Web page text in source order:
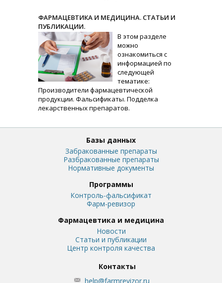
ФАРМАЦЕВТИКА И МЕДИЦИНА. СТАТЬИ И
ПУБЛИКАЦИИ.
В этом разделе
можно
ознакомиться с
информацией по
следующей
тематике:
Производители фармацевтической
продукции. Фальсификаты. Подделка
лекарственных препаратов.
Базы данных
Забракованные препараты
Разбракованные препараты
Нормативные документы
Программы
Контроль-фальсификат
Фарм-ревизор
Фармацевтика и медицина
Новости
Статьи и публикации
Центр контроля качества
Контакты
help@farmrevizor.ru